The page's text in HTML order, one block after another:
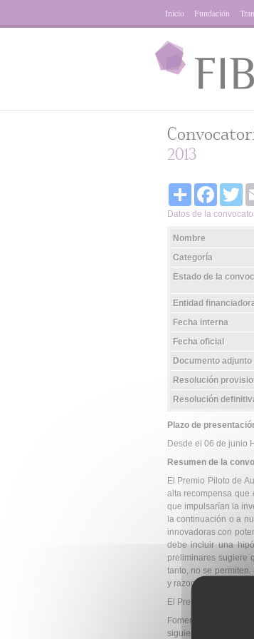
Inicio Fundación
2013
Share
Datos de la
Nombre
Categoría
Estado de la
Entidad
Fecha interna
Fecha oficial
Documento adjunto
Resolución
Resolución
Plazo de
Desde el 06 de junio
Resumen de la
El Premio Piloto de
alta recompensa que
que impulsarían la
la continuación o a
innovadoras con
debe incluir una
preliminares sugiere
tanto, no se
y razonamientos
El Premio Piloto
Fomenta las
siguientes áreas: